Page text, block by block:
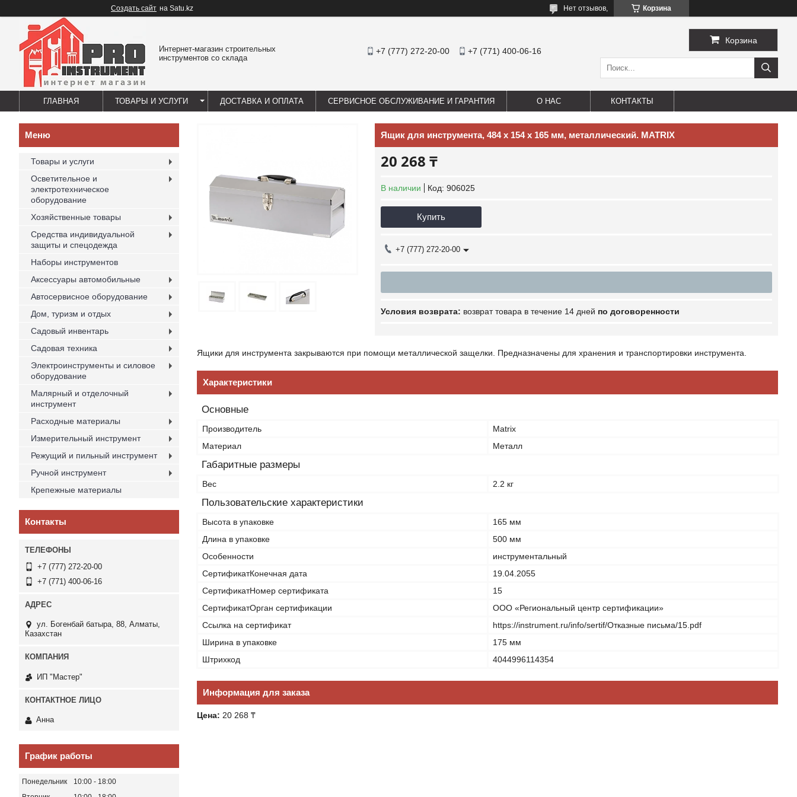
Создать сайт на Satu.kz Корзина
Нет отзывов,
Интернет-магазин строительных
инструментов со склада
+7 (777) 272-20-00 +7 (771) 400-06-16
Корзина
ГЛАВНАЯ ТОВАРЫ И УСЛУГИ ДОСТАВКА И ОПЛАТА СЕРВИСНОЕ ОБСЛУЖИВАНИЕ И ГАРАНТИЯ О НАС КОНТАКТЫ
Ящик для инструмента, 484 х 154 х 165 мм, металлический. MATRIX
20 268 ₸
В наличии Код: 906025
Купить
+7 (777) 272-20-00
возврат товара в течение 14 дней по договоренности
Ящики для инструмента закрываются при помощи металлической защелки. Предназначены для хранения и транспортировки инструмента.
Характеристики
Основные
Производитель
Matrix
Материал
Металл
Габаритные размеры
Вес 2.2 кг
Пользовательские характеристики
Высота в упаковке
165 мм
Длина в упаковке
500 мм
Особенности
инструментальный
СертификатКонечная дата
19.04.2055
СертификатНомер сертификата
15
СертификатОрган сертификации
ООО «Региональный центр сертификации»
Ссылка на сертификат
https://instrument.ru/info/sertif/Отказные письма/15.pdf
Ширина в упаковке
175 мм
Штрихкод
4044996114354
Информация для заказа
Цена: 20 268 ₸
Товары и услуги
Осветительное и
электротехническое
оборудование
Хозяйственные товары
Средства индивидуальной
защиты и спецодежда
Наборы инструментов
Аксессуары автомобильные
Автосервисное оборудование
Дом, туризм и отдых
Садовый инвентарь
Садовая техника
Электроинструменты и силовое
оборудование
Малярный и отделочный
инструмент
Расходные материалы
Измерительный инструмент
Режущий и пильный инструмент
Ручной инструмент
Крепежные материалы
Контакты
+7 (777) 272-20-00
+7 (771) 400-06-16
ул. Богенбай батыра, 88, Алматы,
Казахстан
ИП "Мастер"
Анна
График работы
Понедельник 10:00
18:00